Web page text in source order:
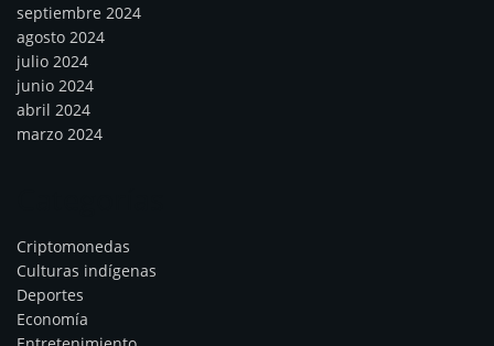
septiembre 2024
agosto 2024
julio 2024
junio 2024
abril 2024
marzo 2024
Criptomonedas
Culturas indígenas
Deportes
Economía